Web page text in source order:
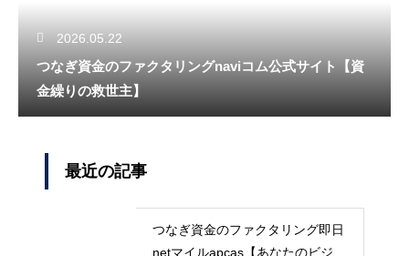
2026.05.22
つなぎ資金のファクタリングnaviコム公式サイト【資
金繰りの救世主】
最近の記事
つなぎ資金のファクタリング即日
netマイルapcas【あなたのビジネ